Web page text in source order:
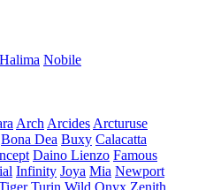
Halima Nobile
Arch Arcides Arcturuse
Bona Dea Buxy Calacatta
Daino Lienzo Famous
Infinity Joya Mia Newport